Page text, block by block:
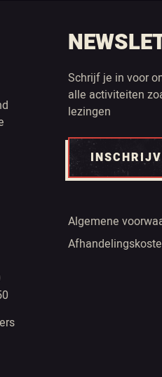
Schrijf je in voor
alle activiteiten
lezingen
Algemene